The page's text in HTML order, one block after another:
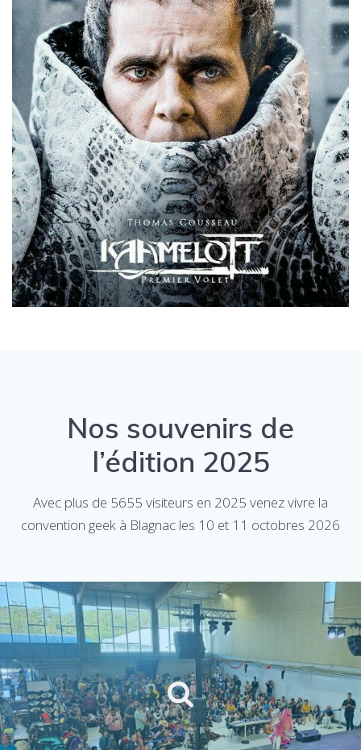
Nos souvenirs de
l’édition 2025
Avec plus de 5655 visiteurs en 2025 venez vivre la
convention geek à Blagnac les 10 et 11 octobres 2026